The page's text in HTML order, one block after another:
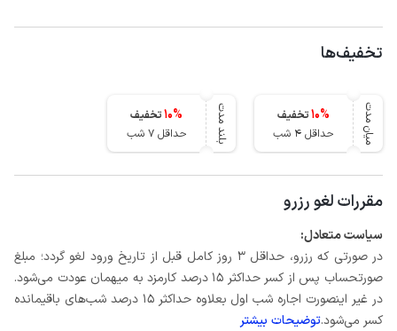
تخفیف‌ها
میان مدت 10%
تخفیف
حداقل 4 شب
بلند مدت 10%
تخفیف
حداقل 7 شب
مقررات لغو رزرو
سیاست متعادل:
در صورتی که رزرو، حداقل 3 روز کامل قبل از تاریخ ورود لغو گردد؛ مبلغ
صورتحساب پس از کسر حداکثر 15 درصد کارمزد به میهمان عودت می‌شود.
در غیر اینصورت اجاره شب اول بعلاوه حداکثر 15 درصد شب‌های باقیمانده
کسر می‌شود.توضیحات بیشتر